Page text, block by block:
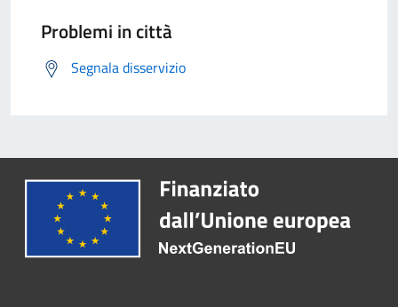
Problemi in città
Segnala disservizio